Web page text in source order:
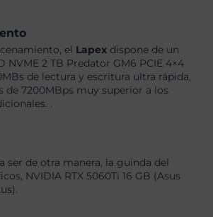
el Lapex dispone de un
NVME 2 TB Predator GM6 PCIE 4×4
de lectura y escritura ultra rápida,
de 7200MBps muy superior a los
.
ser de otra manera, la guinda del
NVIDIA RTX 5060Ti 16 GB (Asus